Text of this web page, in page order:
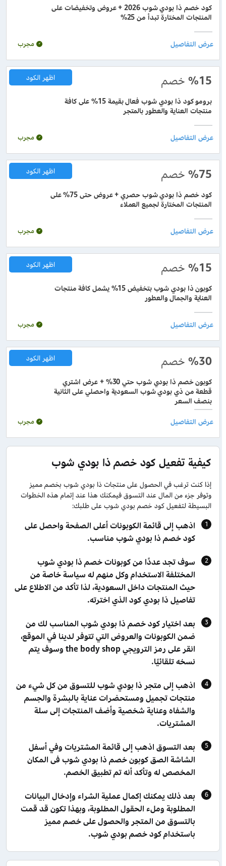
كود خصم ذا بودي شوب 2026 + عروض وتخفيضات على
المنتجات المختارة تبدأ من 25%
مجرب
%15 خصم
برومو كود ذا بودي شوب فعال بقيمة 15% على كافة
منتجات العناية والعطور بالمتجر
اظهر الكود
مجرب
%75 خصم
كود خصم ذا بودي شوب حصري + عروض حتى 75% على
المنتجات المختارة لجميع العملاء
اظهر الكود
مجرب
%15 خصم
كوبون ذا بودي شوب بتخفيض 15% يشمل كافة منتجات
العناية والجمال والعطور
اظهر الكود
مجرب
%30 خصم
كوبون خصم ذا بودي شوب حتي 30% + عرض اشتري
قطعة من ذي بودي شوب السعودية واحصلي على الثانية
بنصف السعر
اظهر الكود
مجرب
كيفية تفعيل كود خصم ذا بودي شوب
إذا كنت ترغب في الحصول على منتجات ذا بودي شوب بخصم مميز
وتوفر جزء من المال عند التسوق فيمكنك هذا عند إتمام هذه الخطوات
البسيطة لتفعيل كود خصم بودي شوب على طلبك:
اذهب إلى قائمة الكوبونات أعلى الصفحة واحصل على
كود خصم ذا بودي شوب مناسب.
سوف تجد عددًا من كوبونات خصم ذا بودي شوب
المختلفة الاستخدام وكل منهم له سياسة خاصة من
حيث المنتجات داخل السعودية، لذا تأكد من الاطلاع على
تفاصيل ذا بودي كود الذي اخترته.
بعد اختيار كود خصم ذا بودي شوب المناسب لك من
ضمن الكوبونات والعروض التي تتوفر لدينا في الموقع،
انقر على رمز الترويجي the body shop وسوف يتم
نسخه تلقائيًا.
اذهب إلى متجر ذا بودي شوب للتسوق من كل شيء من
منتجات تجميل ومستحضرات عناية بالبشرة والجسم
والشفاه وعناية شخصية وأضف المنتجات إلى سلة
المشتريات.
بعد التسوق اذهب إلى قائمة المشتريات وفي أسفل
الشاشة الصق كوبون خصم ذا بودي شوب فى المكان
المخصص له وتأكد أنه تم تطبيق الخصم.
بعد ذلك يمكنك إكمال عملية الشراء وإدخال البيانات
المطلوبة وملء الحقول المطلوبة، وبهذا تكون قد قمت
بالتسوق من المتجر والحصول على خصم مميز
باستخدام كود خصم بودي شوب.